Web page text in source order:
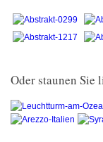
Oder staunen Sie